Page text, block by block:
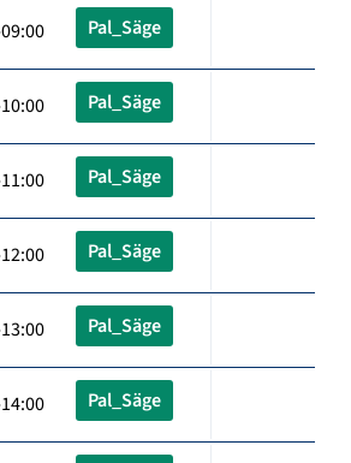
Pal_Säge
Pal_Säge
Pal_Säge
Pal_Säge
Pal_Säge
Pal_Säge